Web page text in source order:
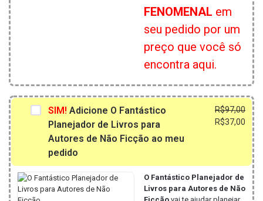
FENOMENAL em
seu pedido por um
preço que você só
encontra aqui.
SIM! Adicione O Fantástico
Planejador de Livros para
Autores de Não Ficção ao meu
pedido
R$97,00
era:
R$37,00
atual
O Fantástico Planejador de
Livros para Autores de Não